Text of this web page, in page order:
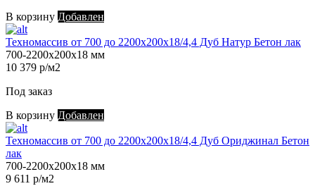
В корзину Добавлен
Техномассив от 700 до 2200х200х18/4,4 Дуб Натур Бетон лак
700-2200х200х18 мм
10 379 р/м2
Под заказ
В корзину Добавлен
Техномассив от 700 до 2200х200х18/4,4 Дуб Ориджинал Бетон
лак
700-2200х200х18 мм
9 611 р/м2